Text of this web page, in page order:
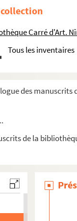
Carré d'Art.
Tous les inventaires
des manuscrits
de la